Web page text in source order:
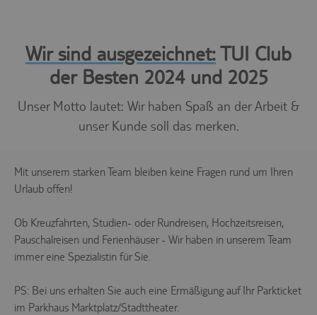
Wir sind ausgezeichnet:TUI Club
der Besten 2024 und 2025
Unser Motto lautet: Wir haben Spaß an der Arbeit &
unser Kunde soll das merken.
Mit unserem starken Team bleiben keine Fragen rund um Ihren
Urlaub offen!
Ob Kreuzfahrten, Studien- oder Rundreisen, Hochzeitsreisen,
Pauschalreisen und Ferienhäuser - Wir haben in unserem Team
immer eine Spezialistin für Sie.
PS: Bei uns erhalten Sie auch eine Ermäßigung auf Ihr Parkticket
im Parkhaus Marktplatz/Stadttheater.